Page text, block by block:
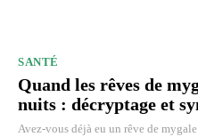
SANTÉ
Quand les rêves de
nuits : décryptage et
Avez-vous déjà eu un rêve de